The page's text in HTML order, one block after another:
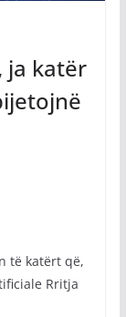
ja katër
të katërt që,
Rritja